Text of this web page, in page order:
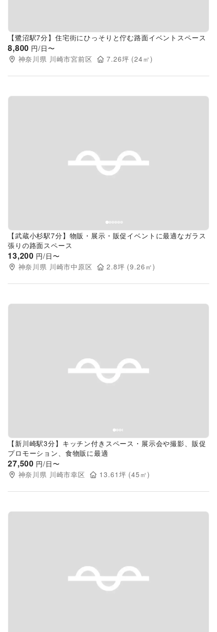
【鷺沼駅7分】住宅街にひっそりと佇む路面イベントスペース
8,800 円/日〜
神奈川県 川崎市宮前区 7.26坪 (24㎡)
Previous slide
【武蔵小杉駅7分】物販・展示・販促イベントに最適なガラス
張りの路面スペース
13,200 円/日〜
神奈川県 川崎市中原区 2.8坪 (9.26 ㎡)
Previous slide
【新川崎駅3分】キッチン付きスペース・展示会や撮影、販促
プロモーション、食物販に最適
27,500 円/日〜
神奈川県 川崎市幸区 13.61 坪 (45 ㎡)
Previous slide